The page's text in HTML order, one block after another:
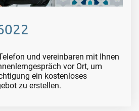
und vereinbaren mit Ihnen
vor Ort, um
ein kostenloses
zu erstellen.